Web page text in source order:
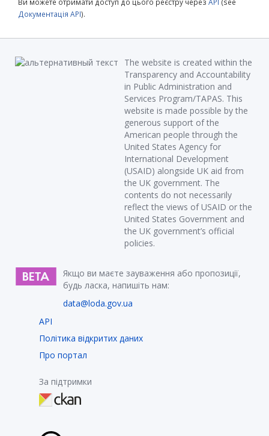
Ви можете отримати доступ до цього реєстру через API (see
Документація API).
The website is created within the
Transparency and Accountability
in Public Administration and
Services Program/TAPAS. This
website is made possible by the
generous support of the
American people through the
United States Agency for
International Development
(USAID) alongside UK aid from
the UK government. The
contents do not necessarily
reflect the views of USAID or the
United States Government and
the UK government’s official
policies.
Якщо ви маєте зауваження або пропозиції,
будь ласка, напишіть нам:
data@loda.gov.ua
API
Політика відкритих даних
Про портал
За підтримки